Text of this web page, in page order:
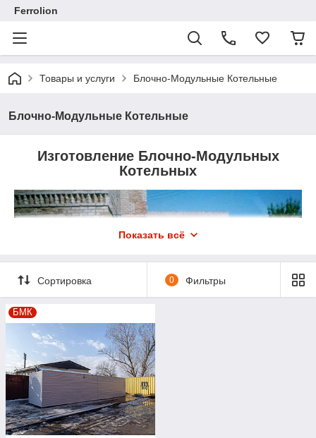
Ferrolion
Товары и услуги Блочно-Модульные Котельные
Блочно-Модульные Котельные
Изготовление Блочно-Модульных
Котельных
Показать всё
Сортировка 0 Фильтры
БМК